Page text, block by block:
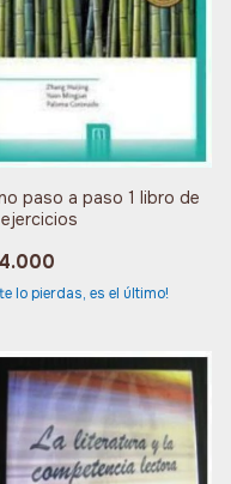
paso a paso 1 libro de
te lo pierdas, es el último!